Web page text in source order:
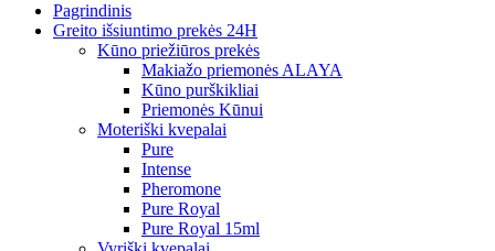
Pagrindinis
Greito išsiuntimo prekės 24H
Kūno priežiūros prekės
Makiažo priemonės ALAYA
Kūno purškikliai
Priemonės Kūnui
Moteriški kvepalai
Pure
Intense
Pheromone
Pure Royal
Pure Royal 15ml